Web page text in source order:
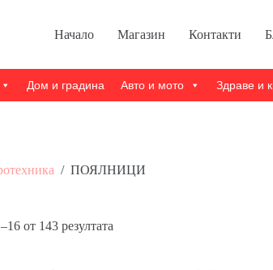
Начало Магазин Контакти
Дом и градина Авто и мото Здраве и
/ ПОЯЛНИЦИ
от 143 резултатаSorted